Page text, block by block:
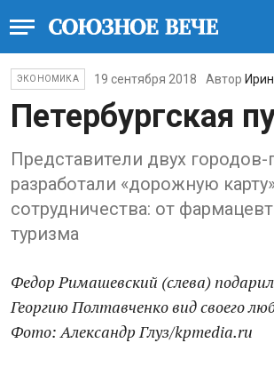
ЭКОНОМИКА 19 сентября 2018 Автор
Петербургская
Представители двух
разработали «дорожную
сотрудничества: от
туризма
Федор Римашевский (слева)
Георгию Полтавченко вид своего
Фото: Александр Глуз/kpmedia.ru